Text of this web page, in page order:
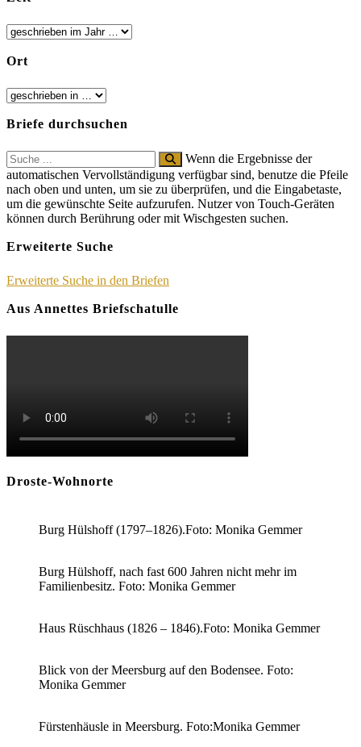
Ort
Briefe durchsuchen
Search
for:
Wenn die Ergebnisse der
automatischen Vervollständigung verfügbar sind, benutze die Pfeile
nach oben und unten, um sie zu überprüfen, und die Eingabetaste,
um die gewünschte Seite aufzurufen. Nutzer von Touch-Geräten
können durch Berührung oder mit Wischgesten suchen.
Erweiterte Suche
Erweiterte Suche in den Briefen
Aus Annettes Briefschatulle
Droste-Wohnorte
Burg Hülshoff (1797–1826).Foto: Monika Gemmer
Burg Hülshoff, nach fast 600 Jahren nicht mehr im
Familienbesitz. Foto: Monika Gemmer
Haus Rüschhaus (1826 – 1846).Foto: Monika Gemmer
Blick von der Meersburg auf den Bodensee. Foto:
Monika Gemmer
Fürstenhäusle in Meersburg. Foto:Monika Gemmer